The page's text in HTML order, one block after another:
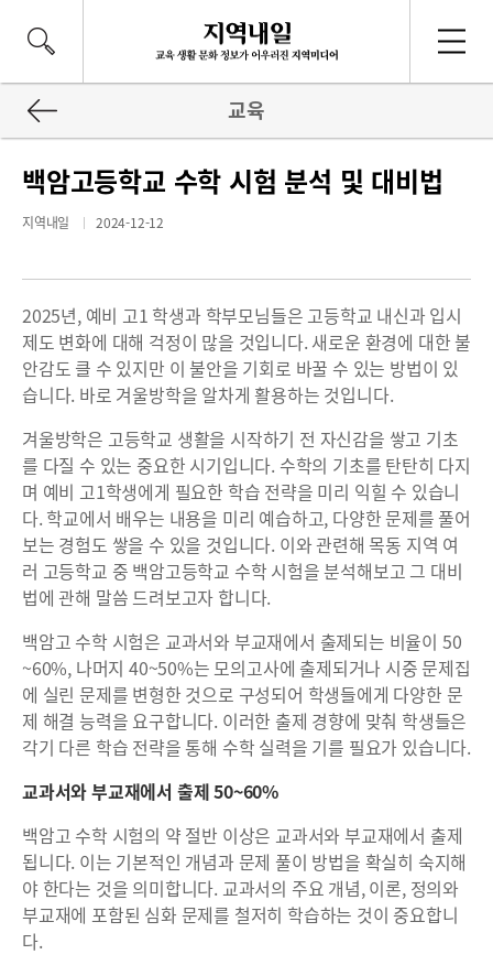
교육
백암고등학교 수학 시험 분석 및 대비법
지역내일 2024-12-12
2025년, 예비 고1 학생과 학부모님들은 고등학교 내신과 입시
제도 변화에 대해 걱정이 많을 것입니다. 새로운 환경에 대한 불
안감도 클 수 있지만 이 불안을 기회로 바꿀 수 있는 방법이 있
습니다. 바로 겨울방학을 알차게 활용하는 것입니다.
겨울방학은 고등학교 생활을 시작하기 전 자신감을 쌓고 기초
를 다질 수 있는 중요한 시기입니다. 수학의 기초를 탄탄히 다지
며 예비 고1학생에게 필요한 학습 전략을 미리 익힐 수 있습니
다. 학교에서 배우는 내용을 미리 예습하고, 다양한 문제를 풀어
보는 경험도 쌓을 수 있을 것입니다. 이와 관련해 목동 지역 여
러 고등학교 중 백암고등학교 수학 시험을 분석해보고 그 대비
법에 관해 말씀 드려보고자 합니다.
백암고 수학 시험은 교과서와 부교재에서 출제되는 비율이 50
~60%, 나머지 40~50%는 모의고사에 출제되거나 시중 문제집
에 실린 문제를 변형한 것으로 구성되어 학생들에게 다양한 문
제 해결 능력을 요구합니다. 이러한 출제 경향에 맞춰 학생들은
각기 다른 학습 전략을 통해 수학 실력을 기를 필요가 있습니다.
교과서와 부교재에서 출제 50~60%
백암고 수학 시험의 약 절반 이상은 교과서와 부교재에서 출제
됩니다. 이는 기본적인 개념과 문제 풀이 방법을 확실히 숙지해
야 한다는 것을 의미합니다. 교과서의 주요 개념, 이론, 정의와
부교재에 포함된 심화 문제를 철저히 학습하는 것이 중요합니
다.